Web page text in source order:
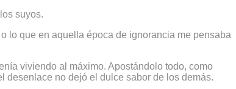
suyos.
lo que en aquella época de ignorancia me pensaba
viviendo al máximo. Apostándolo todo, como
desenlace no dejó el dulce sabor de los demás.